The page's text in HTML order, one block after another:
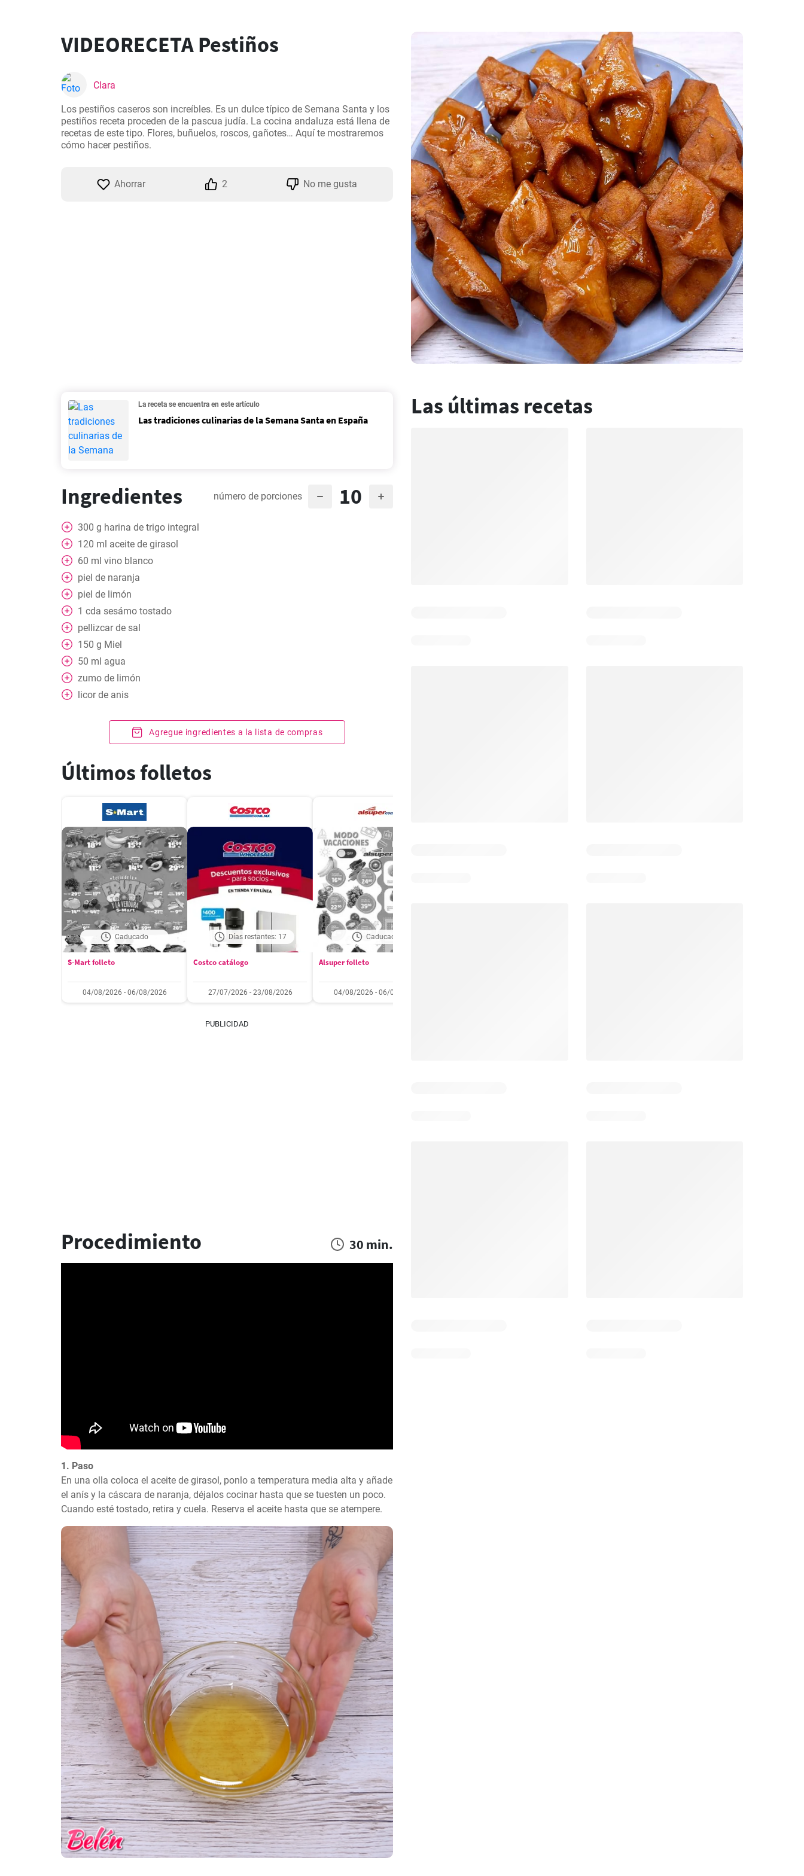
VIDEORECETA Pestiños
Clara
Los pestiños caseros son increíbles. Es un dulce típico de Semana Santa y los
pestiños receta proceden de la pascua judía. La cocina andaluza está llena de
recetas de este tipo. Flores, buñuelos, roscos, gañotes… Aquí te mostraremos
cómo hacer pestiños.
Ahorrar 2 No me gusta
La receta se encuentra en este artículo
Las tradiciones culinarias de la Semana Santa en España
Ingredientes número de porciones 10
300 g harina de trigo integral
120 ml aceite de girasol
60 ml vino blanco
piel de naranja
piel de limón
1 cda sesámo tostado
pellizcar de sal
150 g Miel
50 ml agua
zumo de limón
licor de anis
Agregue ingredientes a la lista de compras
Últimos folletos
Caducado
S-Mart folleto
04/08/2026 - 06/08/2026
Días restantes: 17
Costco catálogo
27/07/2026 - 23/08/2026
Caducado
Alsuper folleto
04/08/2026 - 06/08/2026
PUBLICIDAD
Procedimiento 30 min.
1. Paso
En una olla coloca el aceite de girasol, ponlo a temperatura media alta y añade
el anís y la cáscara de naranja, déjalos cocinar hasta que se tuesten un poco.
Cuando esté tostado, retira y cuela. Reserva el aceite hasta que se atempere.
Las últimas recetas